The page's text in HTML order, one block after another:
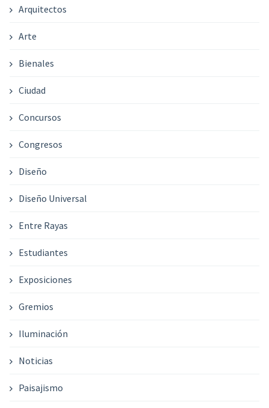
Arquitectos
Arte
Bienales
Ciudad
Concursos
Congresos
Diseño
Diseño Universal
Entre Rayas
Estudiantes
Exposiciones
Gremios
Iluminación
Noticias
Paisajismo